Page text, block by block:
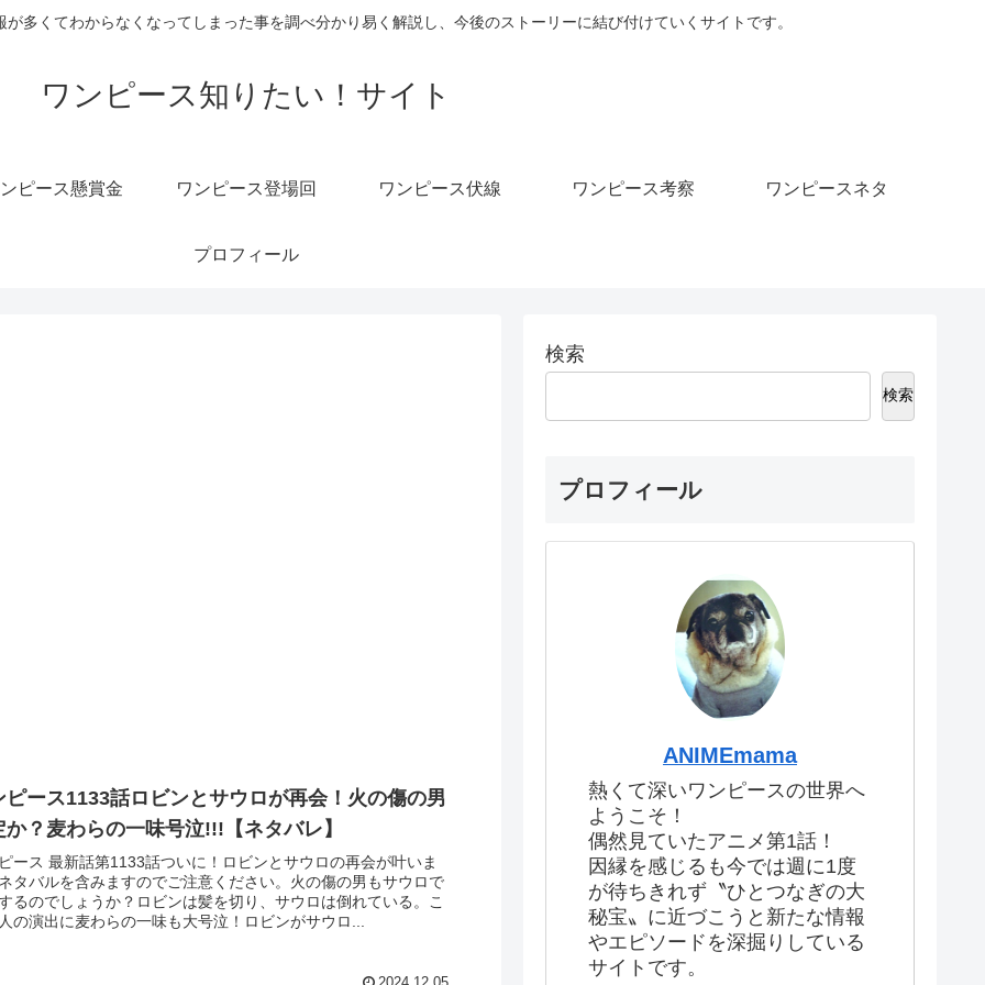
多くてわからなくなってしまった事を調べ分かり易く解説し、今後のストーリーに結び付けていくサイトです。
ワンピース知りたい！サイト
ピース懸賞金 ワンピース登場回 ワンピース伏線 ワンピース考察 ワンピースネタ
プロフィール
ピース1133話ロビンとサウロが再会！火の傷の男
か？麦わらの一味号泣!!!【ネタバレ】
ース 最新話第1133話ついに！ロビンとサウロの再会が叶いま
タバルを含みますのでご注意ください。火の傷の男もサウロで
るのでしょうか？ロビンは髪を切り、サウロは倒れている。こ
の演出に麦わらの一味も大号泣！ロビンがサウロ...
検索
検索
プロフィール
ANIMEmama
熱くて深いワンピースの世界へ
ようこそ！
偶然見ていたアニメ第1話！
因縁を感じるも今では週に1度
が待ちきれず〝ひとつなぎの大
秘宝〟に近づこうと新たな情報
やエピソードを深掘りしている
サイトです。